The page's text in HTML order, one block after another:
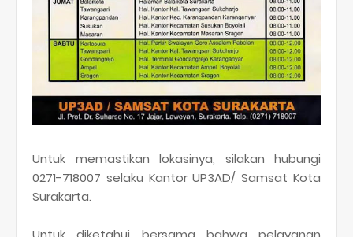
Untuk memastikan lokasinya, silakan hubungi
0271-718007 selaku Kantor UP3AD/ Samsat Kota
Surakarta.